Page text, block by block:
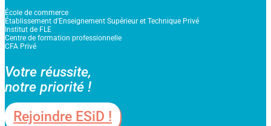
École de commerce
Établissement d'Enseignement Supérieur et Technique Privé
Institut de FLE
Centre de formation professionnelle
CFA Privé
Votre réussite,
notre priorité !
Rejoindre ESiD !